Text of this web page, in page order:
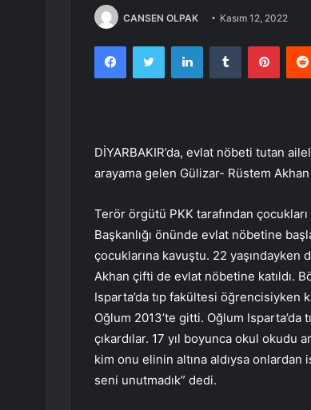
CANSEN OLPAK Kasım 12, 2022
FacebookTwitter LinkedInTumblr
DİYARBAKIR’da, evlat nöbeti tutan
arayama gelen Gülizar- Rüstem Akhan
Terör örgütü PKK tarafından
Başkanlığı önünde evlat nöbetine
çocuklarına kavuştu. 22 yaşındayken
Akhan çifti de evlat nöbetine katıldı.
Isparta’da tıp fakültesi öğrencisiyken
Oğlum 2013’te gitti. Oğlum Isparta’da
çıkardılar. 17 yıl boyunca okul okudu
kim onu elinin altına aldıysa onlardan
seni unutmadık” dedi.